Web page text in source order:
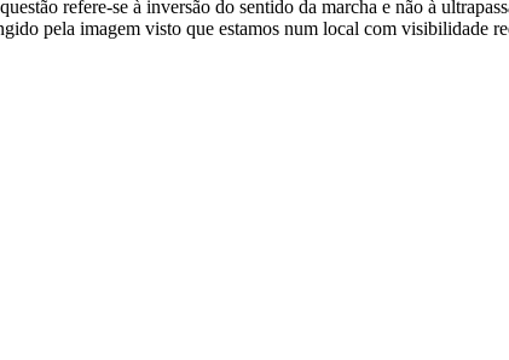
Veja as questões que errou no seu perfil.